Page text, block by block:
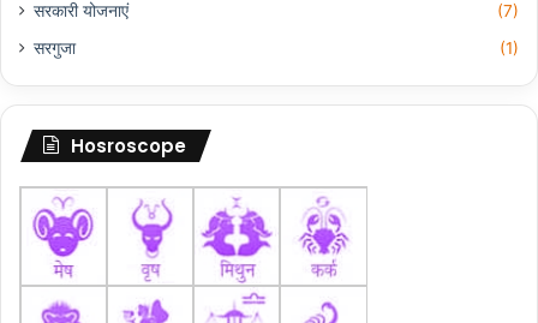
सरकारी योजनाएं
(7)
सरगुजा
(1)
Hosroscope